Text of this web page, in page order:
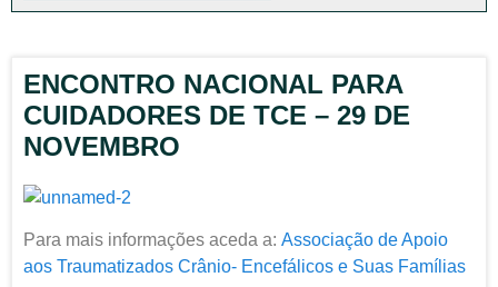
ENCONTRO NACIONAL PARA
CUIDADORES DE TCE – 29 DE
NOVEMBRO
Para mais informações aceda a: Associação de Apoio
aos Traumatizados Crânio- Encefálicos e Suas Famílias